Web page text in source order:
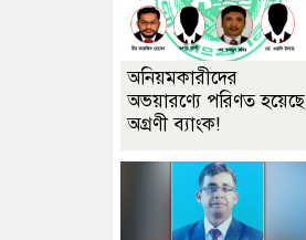
অনিয়মকারীদের
অভয়ারণ্যে পরিণত হয়েছে
অগ্রণী ব্যাংক!